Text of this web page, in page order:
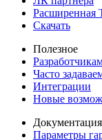
Расширенная
Скачать
Полезное
Часто
Интеграции
Новые
Документация
Параметры